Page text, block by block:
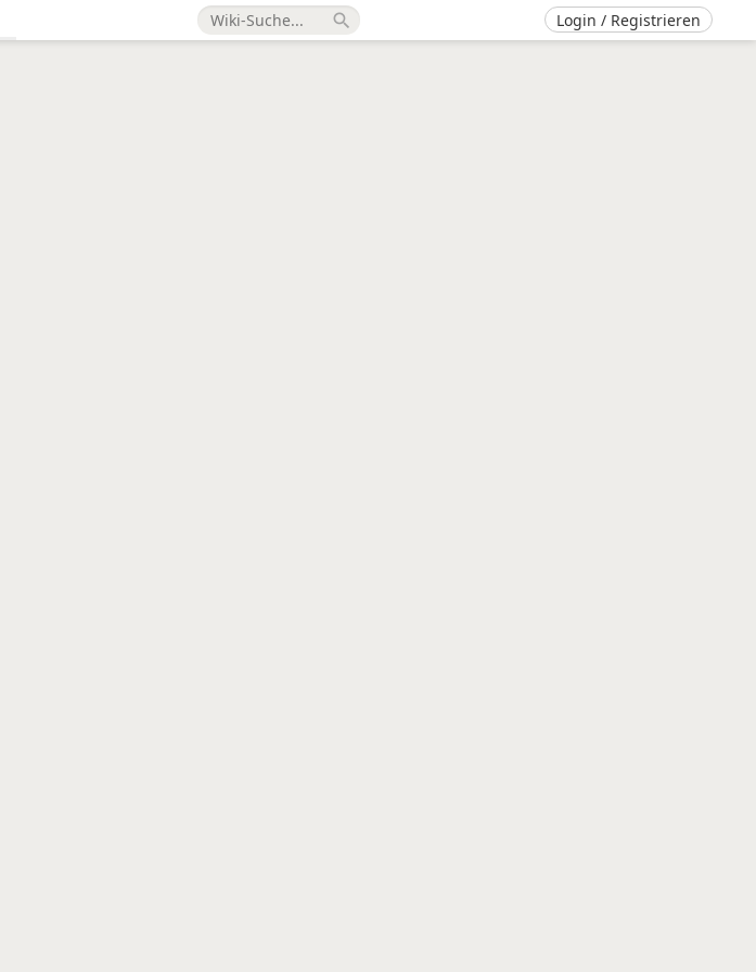
search Login / Registrieren